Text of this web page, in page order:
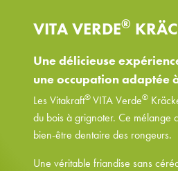
VITA VERDE®
Une délicieuse
une occupation adaptée
Les Vitakraft®VITA Verde®
du bois à grignoter. Ce mélange
bien-être dentaire des rongeurs.
Une véritable friandise sans